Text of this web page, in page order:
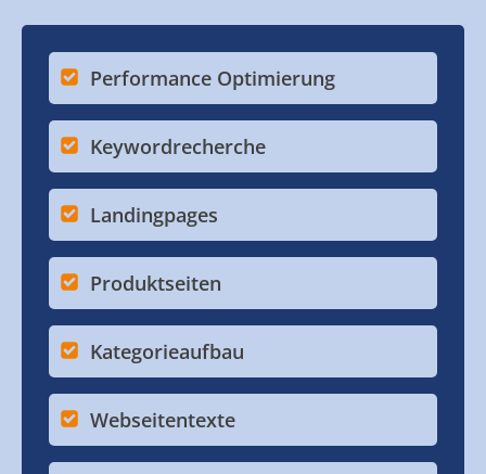
Performance Optimierung
Keywordrecherche
Landingpages
Produktseiten
Kategorieaufbau
Webseitentexte